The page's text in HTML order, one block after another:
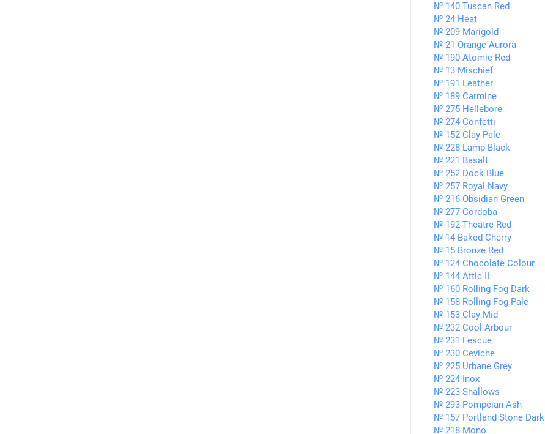
№ 140 Tuscan Red
№ 24 Heat
№ 209 Marigold
№ 21 Orange Aurora
№ 190 Atomic Red
№ 13 Mischief
№ 191 Leather
№ 189 Carmine
№ 275 Hellebore
№ 274 Confetti
№ 152 Clay Pale
№ 228 Lamp Black
№ 221 Basalt
№ 252 Dock Blue
№ 257 Royal Navy
№ 216 Obsidian Green
№ 277 Cordoba
№ 192 Theatre Red
№ 14 Baked Cherry
№ 15 Bronze Red
№ 124 Chocolate Colour
№ 144 Attic II
№ 160 Rolling Fog Dark
№ 158 Rolling Fog Pale
№ 153 Clay Mid
№ 232 Cool Arbour
№ 231 Fescue
№ 230 Ceviche
№ 225 Urbane Grey
№ 224 Inox
№ 223 Shallows
№ 293 Pompeian Ash
№ 157 Portland Stone Dark
№ 218 Mono